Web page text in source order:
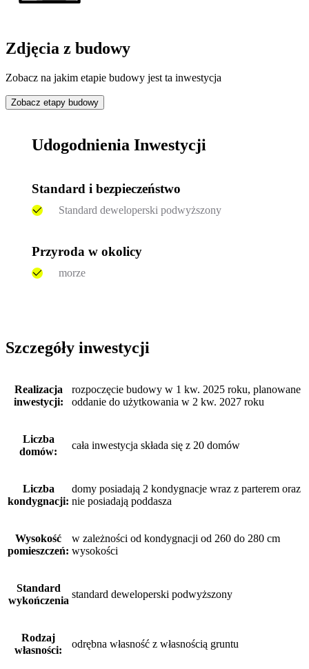
Zdjęcia z budowy
Zobacz na jakim etapie budowy jest ta inwestycja
Zobacz etapy budowy
Udogodnienia Inwestycji
Standard i bezpieczeństwo
Standard deweloperski podwyższony
Przyroda w okolicy
morze
Szczegóły inwestycji
Realizacja
inwestycji:
rozpoczęcie budowy w 1 kw. 2025 roku, planowane
oddanie do użytkowania w 2 kw. 2027 roku
Liczba
domów:
cała inwestycja składa się z 20 domów
Liczba
kondygnacji:
domy posiadają 2 kondygnacje wraz z parterem oraz
nie posiadają poddasza
Wysokość
pomieszczeń:
w zależności od kondygnacji od 260 do 280 cm
wysokości
Standard
wykończenia
standard deweloperski podwyższony
Rodzaj
własności:
odrębna własność z własnością gruntu